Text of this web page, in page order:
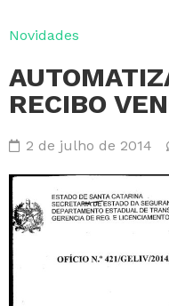
Novidades
RECIBO
2 de julho de 2014